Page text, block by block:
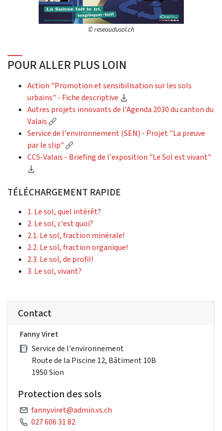
© reseaudusol.ch
POUR ALLER PLUS LOIN
Action "Promotion et sensibilisation sur les sols
urbains" - Fiche descriptive
Autres projets innovants de l’Agenda 2030 du canton du
Valais
(External link)
Service de l'environnement (SEN) - Projet "La preuve
par le slip"
(External link)
CCS-Valais - Briefing de l'exposition "Le Sol est vivant"
TÉLÉCHARGEMENT RAPIDE
1. Le sol, quel intérêt?
2. Le sol, c'est quoi?
2.1. Le sol, fraction minérale!
2.2. Le sol, fraction organique!
2.3. Le sol, de profil!
3. Le sol, vivant?
Contact
Fanny Viret
Service de l'environnement
Route de la Piscine 12, Bâtiment 10B
1950 Sion
Protection des sols
fanny.viret@admin.vs.ch
027 606 31 82